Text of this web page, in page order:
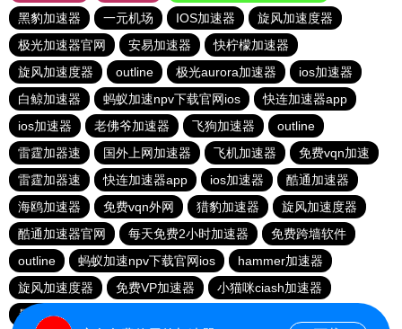
黑豹加速器
一元机场 IOS加速器
旋风加速度器
极光加速器官网
安易加速器
快柠檬加速器
旋风加速度器
outline 极光aurora加速器
ios加速器
白鲸加速器
蚂蚁加速npv下载官网ios
快连加速器app
ios加速器
老佛爷加速器 飞狗加速器
outline
雷霆加器速
国外上网加速器 飞机加速器
免费vqn加速
雷霆加器速
快连加速器app ios加速器
酷通加速器
海鸥加速器
免费vqn外网 猎豹加速器
旋风加速度器
酷通加速器官网
每天免费2小时加速器
免费跨墙软件
outline
蚂蚁加速npv下载官网ios
hammer加速器
旋风加速度器
免费VP加速器
小猫咪ciash加速器
暴雪加速器vp